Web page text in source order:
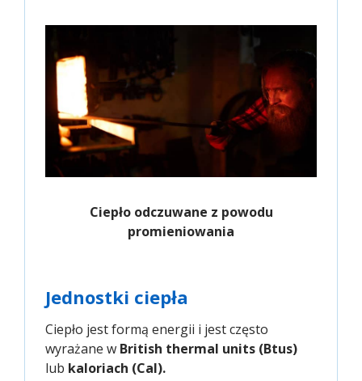
Ciepło odczuwane z powodu
promieniowania
Jednostki ciepła
Ciepło jest formą energii i jest często
wyrażane w British thermal units (Btus)
lub kaloriach (Cal).